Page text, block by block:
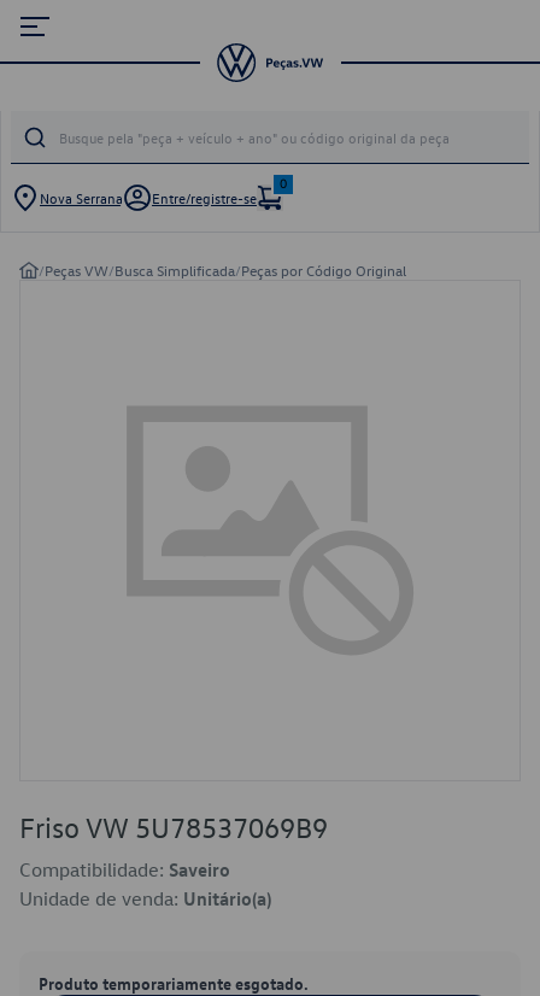
Nova Serrana Entre/registre-se
0
/Peças VW/Busca Simplificada/Peças por Código Original
Friso VW 5U78537069B9
Compatibilidade: Saveiro
Unidade de venda: Unitário(a)
Produto temporariamente esgotado.